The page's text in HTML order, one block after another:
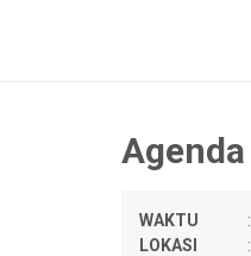
WAKTU :
LOKASI
: